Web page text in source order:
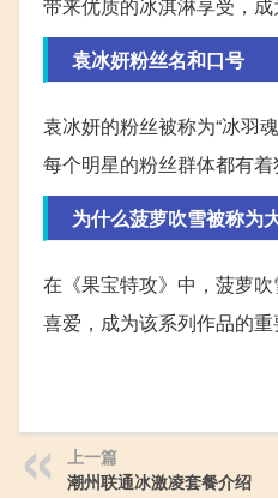
袁冰妍粉丝名和口号
袁冰妍的粉丝被称为“冰羽
每个明星的粉丝群体都有
为什么菠萝吹雪被称为
在《果宝特攻》中，菠萝
喜爱，成为该系列作品的重
上一篇
潮州联通冰激凌套餐介绍